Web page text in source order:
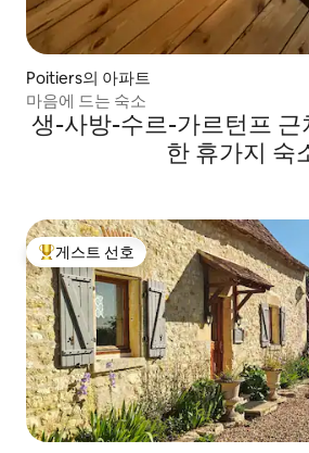
Poitiers의 아파트
마음에 드는 숙소
생-사방-수르-가르턴프 근
한 휴가지 숙
상위 게스트 선호
게스트 선호